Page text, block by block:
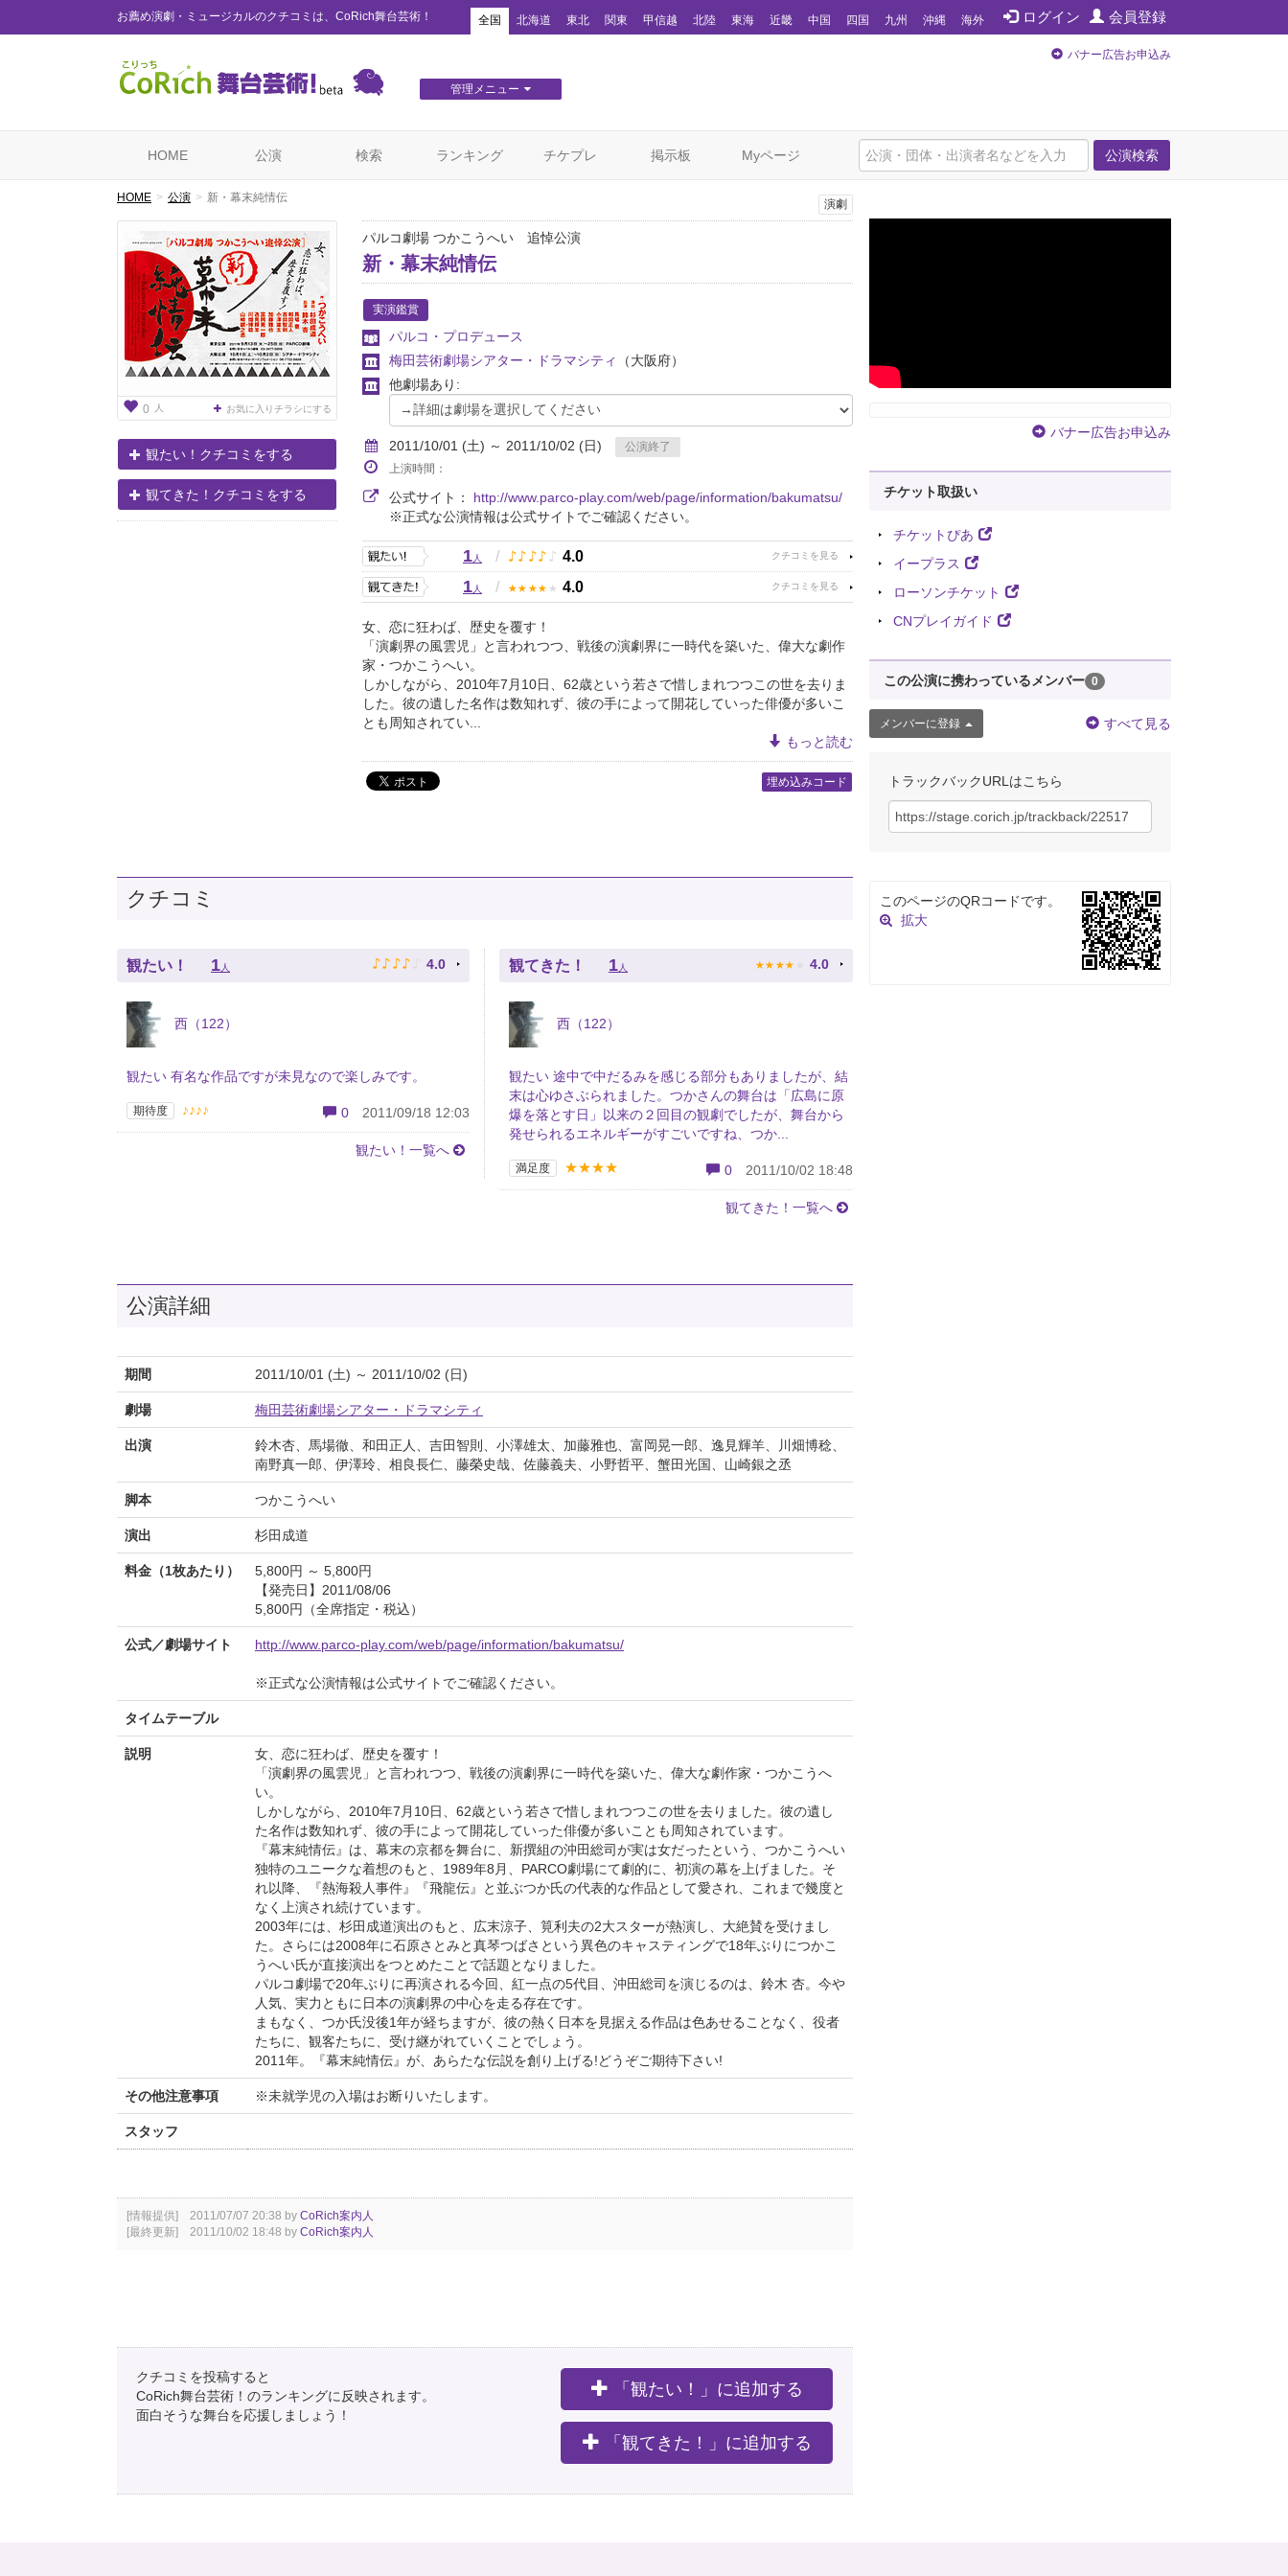
お薦め演劇・ミュージカルのクチコミは、CoRich舞台芸術！ ログイン 会員登録
全国 北海道 東北 関東 甲信越 北陸 東海 近畿 中国 四国 九州 沖縄 海外
管理メニュー
バナー広告お申込み
公演検索
HOME 公演 検索 ランキング チケプレ 掲示板 Myページ
HOME 公演 新・幕末純情伝
0 人 お気に入りチラシにする
観たい！クチコミをする
観てきた！クチコミをする
演劇
パルコ劇場 つかこうへい 追悼公演
新・幕末純情伝
実演鑑賞
パルコ・プロデュース
梅田芸術劇場シアター・ドラマシティ
（大阪府）
他劇場あり:
2011/10/01 (土) ～ 2011/10/02 (日)
公演終了
上演時間：
公式サイト： http://www.parco-play.com/web/page/information/bakumatsu/
※正式な公演情報は公式サイトでご確認ください。
1人 / ♪ ♪ ♪ ♪ ♪ 4.0
1人 / ★ ★ ★ ★ ★ 4.0
女、恋に狂わば、歴史を覆す！
「演劇界の風雲児」と言われつつ、戦後の演劇界に一時代を築いた、偉大な劇作
家・つかこうへい。
しかしながら、2010年7月10日、62歳という若さで惜しまれつつこの世を去りま
した。彼の遺した名作は数知れず、彼の手によって開花していった俳優が多いこ
とも周知されてい...
もっと読む
埋め込みコード
クチコミ
観たい！ 1 人 ♪ ♪ ♪ ♪ ♪ 4.0
西（122）
観たい 有名な作品ですが未見なので楽しみです。
期待度 ♪♪♪♪ 0 2011/09/18 12:03
観たい！一覧へ
観てきた！ 1 人 ★ ★ ★ ★ ★ 4.0
西（122）
観たい 途中で中だるみを感じる部分もありましたが、結
末は心ゆさぶられました。つかさんの舞台は「広島に原
爆を落とす日」以来の２回目の観劇でしたが、舞台から
発せられるエネルギーがすごいですね、つか...
満足度 ★★★★ 0 2011/10/02 18:48
観てきた！一覧へ
公演詳細
期間 2011/10/01 (土) ～ 2011/10/02 (日)
劇場 梅田芸術劇場シアター・ドラマシティ
出演
鈴木杏、馬場徹、和田正人、吉田智則、小澤雄太、加藤雅也、富岡晃一郎、逸見輝羊、川畑博稔、
南野真一郎、伊澤玲、相良長仁、藤榮史哉、佐藤義夫、小野哲平、蟹田光国、山崎銀之丞
脚本 つかこうへい
演出 杉田成道
料金（1枚あたり）
5,800円 ～ 5,800円
【発売日】2011/08/06
5,800円（全席指定・税込）
公式／劇場サイト http://www.parco-play.com/web/page/information/bakumatsu/
※正式な公演情報は公式サイトでご確認ください。
タイムテーブル
説明
女、恋に狂わば、歴史を覆す！
「演劇界の風雲児」と言われつつ、戦後の演劇界に一時代を築いた、偉大な劇作家・つかこうへ
い。
しかしながら、2010年7月10日、62歳という若さで惜しまれつつこの世を去りました。彼の遺し
た名作は数知れず、彼の手によって開花していった俳優が多いことも周知されています。
『幕末純情伝』は、幕末の京都を舞台に、新撰組の沖田総司が実は女だったという、つかこうへい
独特のユニークな着想のもと、1989年8月、PARCO劇場にて劇的に、初演の幕を上げました。そ
れ以降、『熱海殺人事件』『飛龍伝』と並ぶつか氏の代表的な作品として愛され、これまで幾度と
なく上演され続けています。
2003年には、杉田成道演出のもと、広末涼子、筧利夫の2大スターが熱演し、大絶賛を受けまし
た。さらには2008年に石原さとみと真琴つばさという異色のキャスティングで18年ぶりにつかこ
うへい氏が直接演出をつとめたことで話題となりました。
パルコ劇場で20年ぶりに再演される今回、紅一点の5代目、沖田総司を演じるのは、鈴木 杏。今や
人気、実力ともに日本の演劇界の中心を走る存在です。
まもなく、つか氏没後1年が経ちますが、彼の熱く日本を見据える作品は色あせることなく、役者
たちに、観客たちに、受け継がれていくことでしょう。
2011年。『幕末純情伝』が、あらたな伝説を創り上げる!どうぞご期待下さい!
その他注意事項 ※未就学児の入場はお断りいたします。
スタッフ
[情報提供] 2011/07/07 20:38 by CoRich案内人
[最終更新] 2011/10/02 18:48 by CoRich案内人
クチコミを投稿すると
CoRich舞台芸術！のランキングに反映されます。
面白そうな舞台を応援しましょう！
「観たい！」に追加する
「観てきた！」に追加する
バナー広告お申込み
チケット取扱い
チケットぴあ
イープラス
ローソンチケット
CNプレイガイド
この公演に携わっているメンバー 0
メンバーに登録 すべて見る
トラックバックURLはこちら
このページのQRコードです。
拡大